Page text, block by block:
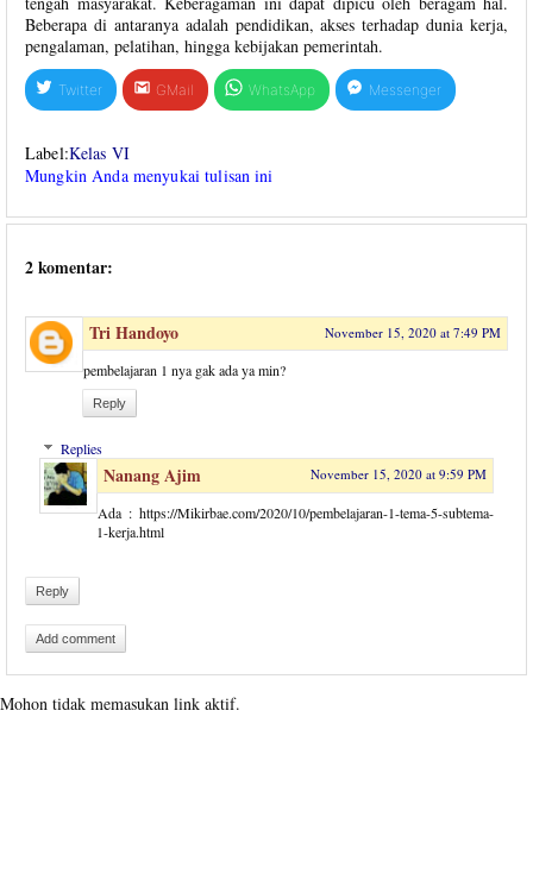
Beberapa di antaranya adalah pendidikan, akses terhadap dunia kerja,
pengalaman, pelatihan, hingga kebijakan pemerintah.
Twitter GMail WhatsApp Messenger
Label:Kelas VI
Mungkin Anda menyukai tulisan ini
2 komentar:
Tri Handoyo November 15, 2020 at 7:49 PM
pembelajaran 1 nya gak ada ya min?
Reply
Replies
Nanang Ajim November 15, 2020 at 9:59 PM
Ada : https://Mikirbae.com/2020/10/pembelajaran-1-tema-5-subtema-
1-kerja.html
Reply
Add comment
Mohon tidak memasukan link aktif.